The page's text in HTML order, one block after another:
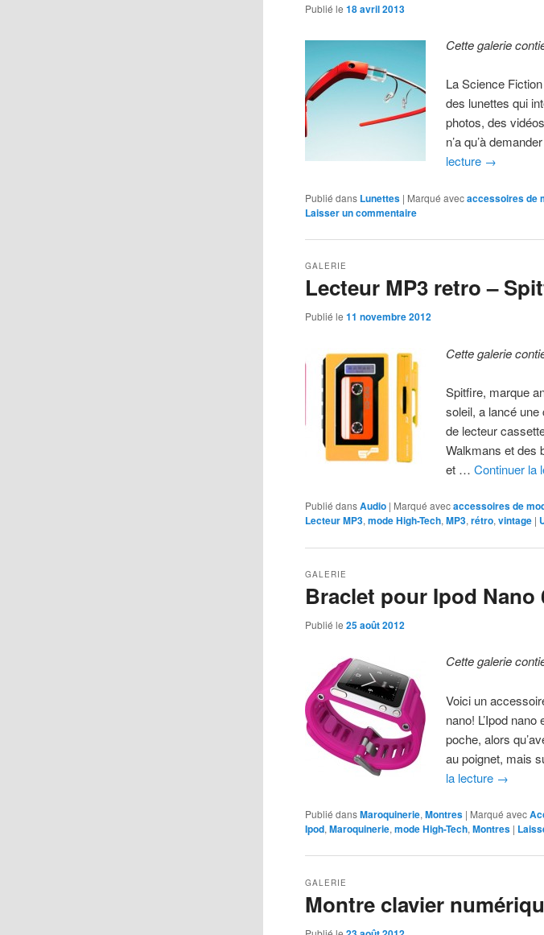
Publié le18 avril 2013
Cette galerie
La Science
des lunettes qui
photos, des
n’a qu’à
lecture →
Publié dans Lunettes | Marqué avec accessoires de
Laisser un commentaire
Lecteur MP3 retro –
GALERIE
Publié le11 novembre 2012
Cette galerie
Spitfire, marque
soleil, a lancé
de lecteur
Walkmans et des
et … Continuer la
Publié dans Audio | Marqué avec accessoires de
Lecteur MP3,mode High-Tech,MP3,rétro,vintage |
Braclet pour Ipod Nano
GALERIE
Publié le25 août 2012
Cette galerie
Voici un
nano! L’Ipod
poche, alors
au poignet, mais
la lecture →
Publié dans Maroquinerie,Montres | Marqué avec
Ipod,Maroquinerie,mode High-Tech,Montres |
Montre clavier
GALERIE